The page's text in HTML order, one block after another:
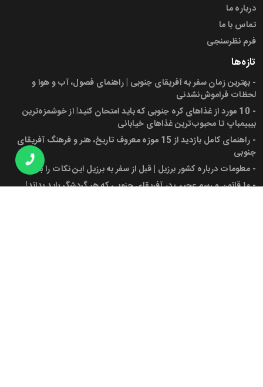
درباره ما
تماس با ما
فرم نظرسنجی
تازه‌ها
- بهترین زمان سفر به آفریقای جنوبی | راهنمای فصول، آب و هوا و
لحظات فراموش‌نشدنی
-
10 مورد از غذاهای کره جنوبی که باید امتحان کنید! از خوشمزه‌ترین
بیبیمباپ تا محبوب‌ترین غذاهای خیابانی
-
راهنمای کامل بازدید از 15 موزه معروف تاریخ، هنر و فرهنگ آفریقای
جنوبی
- معلومات درباره کشور برزیل | قبل از سفر به برزیل این نکات را بدانید!
-۱۰ قانون و رسم عجیب در آفریقای جنوبی که هر گردشگر باید بداند!